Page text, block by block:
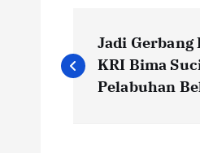
o
Jadi
KRI Bima
Pelabuhan